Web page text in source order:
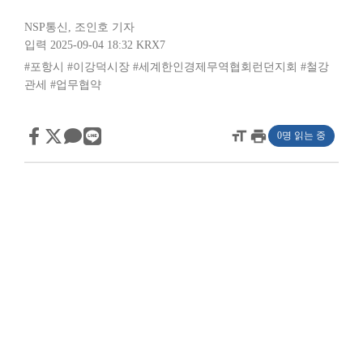
NSP통신 , 조인호 기자
입력 2025-09-04 18:32 KRX7
#포항시
#이강덕시장 #세계한인경제무역협회런던지회 #철강
관세 #업무협약
format_sizeprint 0명 읽는 중